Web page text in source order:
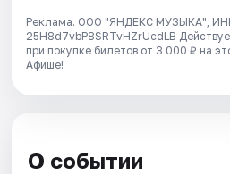
Реклама. ООО "ЯНДЕКС МУЗЫКА",
25H8d7vbP8SRTvHZrUcdLB
при покупке билетов от 3 000 ₽ на
Афише!
О событии